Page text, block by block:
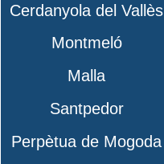
Cerdanyola del Vallès
Montmeló
Malla
Santpedor
Perpètua de Mogoda